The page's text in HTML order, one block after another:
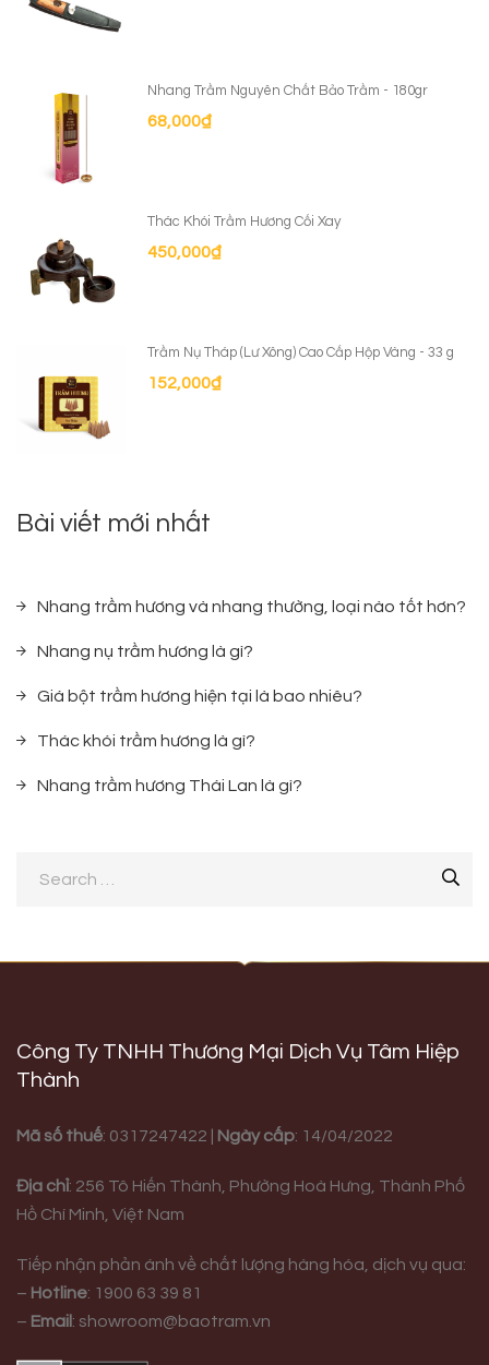
Nhang Trầm Nguyên Chất Bảo Trầm - 180gr
68,000₫
Thác Khói Trầm Hương Cối Xay
450,000₫
Trầm Nụ Tháp (Lư Xông) Cao Cấp Hộp Vàng - 33 g
152,000₫
Bài viết mới nhất
Nhang trầm hương và nhang thường, loại nào tốt hơn?
Nhang nụ trầm hương là gì?
Giá bột trầm hương hiện tại là bao nhiêu?
Thác khói trầm hương là gì?
Nhang trầm hương Thái Lan là gì?
Công Ty TNHH Thương Mại Dịch Vụ Tâm Hiệp
Thành
Mã số thuế: 0317247422 | Ngày cấp: 14/04/2022
Địa chỉ: 256 Tô Hiến Thành, Phường Hoà Hưng, Thành Phố
Hồ Chí Minh, Việt Nam
Tiếp nhận phản ánh về chất lượng hàng hóa, dịch vụ qua:
– Hotline: 1900 63 39 81
– Email : showroom@baotram.vn